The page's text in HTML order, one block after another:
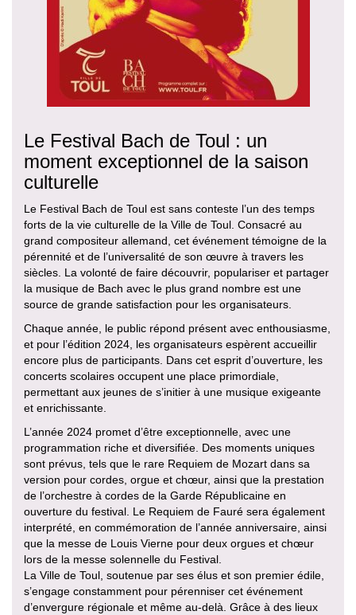
Le Festival Bach de Toul : un
moment exceptionnel de la saison
culturelle
Le Festival Bach de Toul est sans conteste l’un des temps
forts de la vie culturelle de la Ville de Toul. Consacré au
grand compositeur allemand, cet événement témoigne de la
pérennité et de l’universalité de son œuvre à travers les
siècles. La volonté de faire découvrir, populariser et partager
la musique de Bach avec le plus grand nombre est une
source de grande satisfaction pour les organisateurs.
Chaque année, le public répond présent avec enthousiasme,
et pour l’édition 2024, les organisateurs espèrent accueillir
encore plus de participants. Dans cet esprit d’ouverture, les
concerts scolaires occupent une place primordiale,
permettant aux jeunes de s’initier à une musique exigeante
et enrichissante.
L’année 2024 promet d’être exceptionnelle, avec une
programmation riche et diversifiée. Des moments uniques
sont prévus, tels que le rare Requiem de Mozart dans sa
version pour cordes, orgue et chœur, ainsi que la prestation
de l’orchestre à cordes de la Garde Républicaine en
ouverture du festival. Le Requiem de Fauré sera également
interprété, en commémoration de l’année anniversaire, ainsi
que la messe de Louis Vierne pour deux orgues et chœur
lors de la messe solennelle du Festival.
La Ville de Toul, soutenue par ses élus et son premier édile,
s’engage constamment pour pérenniser cet événement
d’envergure régionale et même au-delà. Grâce à des lieux